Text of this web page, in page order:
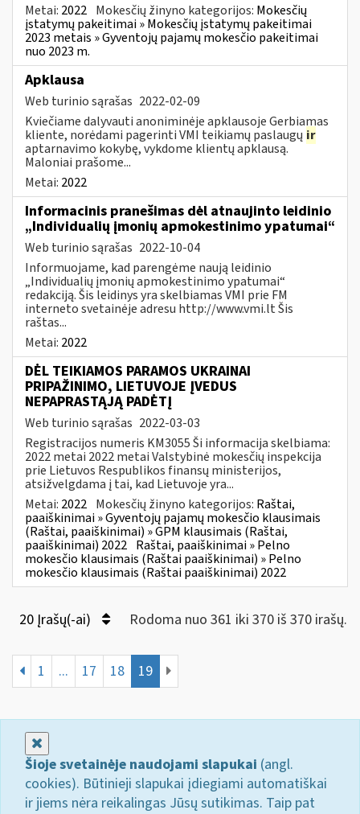
Metai: 2022 Mokesčių žinyno kategorijos: Mokesčių
įstatymų pakeitimai » Mokesčių įstatymų pakeitimai
2023 metais » Gyventojų pajamų mokesčio pakeitimai
nuo 2023 m.
Apklausa
Web turinio sąrašas 2022-02-09
Kviečiame dalyvauti anoniminėje apklausoje Gerbiamas
kliente, norėdami pagerinti VMI teikiamų paslaugų ir
aptarnavimo kokybę, vykdome klientų apklausą.
Maloniai prašome...
Metai: 2022
Informacinis pranešimas dėl atnaujinto leidinio
„Individualių įmonių apmokestinimo ypatumai“
Web turinio sąrašas 2022-10-04
Informuojame, kad parengėme naują leidinio
„Individualių įmonių apmokestinimo ypatumai“
redakciją. Šis leidinys yra skelbiamas VMI prie FM
interneto svetainėje adresu http://www.vmi.lt Šis
raštas...
Metai: 2022
DĖL TEIKIAMOS PARAMOS UKRAINAI
PRIPAŽINIMO, LIETUVOJE ĮVEDUS
NEPAPRASTĄJĄ PADĖTĮ
Web turinio sąrašas 2022-03-03
Registracijos numeris KM3055 Ši informacija skelbiama:
2022 metai 2022 metai Valstybinė mokesčių inspekcija
prie Lietuvos Respublikos finansų ministerijos,
atsižvelgdama į tai, kad Lietuvoje yra...
Metai: 2022 Mokesčių žinyno kategorijos: Raštai,
paaiškinimai » Gyventojų pajamų mokesčio klausimais
(Raštai, paaiškinimai) » GPM klausimais (Raštai,
paaiškinimai) 2022 Raštai, paaiškinimai » Pelno
mokesčio klausimais (Raštai paaiškinimai) » Pelno
mokesčio klausimais (Raštai paaiškinimai) 2022
20 Įrašų(-ai) Rodoma nuo 361 iki 370 iš 370 irašų.
1 ... 17 18 19
Šioje svetainėje naudojami slapukai (angl.
cookies). Būtinieji slapukai įdiegiami automatiškai
ir jiems nėra reikalingas Jūsų sutikimas. Taip pat